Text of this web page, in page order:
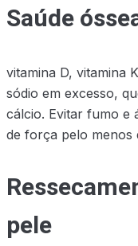
Saúde
vitamina D, vitamina
sódio em excesso,
cálcio. Evitar fumo e
de força pelo menos
pele